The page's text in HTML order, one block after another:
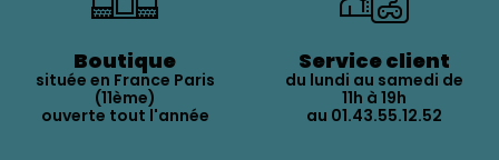
Boutique
située en France Paris
(11ème)
ouverte tout l'année
Service client
du lundi au samedi de
11h à 19h
au 01.43.55.12.52